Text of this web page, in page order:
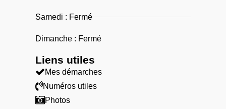
Samedi : Fermé
Dimanche : Fermé
Liens utiles​
Mes démarches
Numéros utiles
Photos